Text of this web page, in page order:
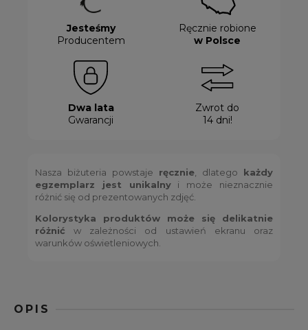
Jesteśmy
Producentem
Ręcznie robione
w Polsce
Dwa lata
Gwarancji
Zwrot do
14 dni!
Nasza biżuteria powstaje ręcznie, dlatego każdy
egzemplarz jest unikalnyi może nieznacznie
różnić się od prezentowanych zdjęć.
Kolorystyka produktów może się delikatnie
różnić w zależności od ustawień ekranu oraz
warunków oświetleniowych.
OPIS